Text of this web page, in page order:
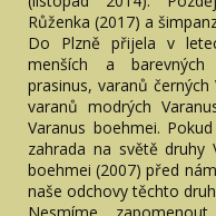
Růženka (2017) a
Do Plzně přijela v
menších a barevných
prasinus, varanů
varanů modrých
Varanus boehmei.
zahrada na světě druhy
boehmei (2007) před
naše odchovy těchto